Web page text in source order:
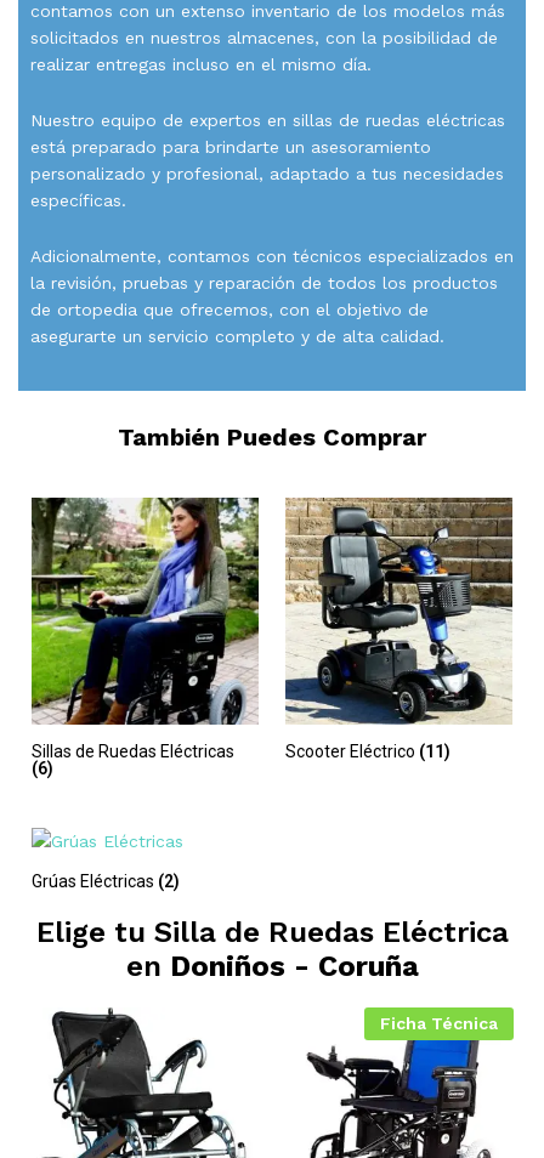
contamos con un extenso inventario de los modelos más
solicitados en nuestros almacenes, con la posibilidad de
realizar entregas incluso en el mismo día.
Nuestro equipo de expertos en sillas de ruedas eléctricas
está preparado para brindarte un asesoramiento
personalizado y profesional, adaptado a tus necesidades
específicas.
Adicionalmente, contamos con técnicos especializados en
la revisión, pruebas y reparación de todos los productos
de ortopedia que ofrecemos, con el objetivo de
asegurarte un servicio completo y de alta calidad.
También Puedes Comprar
Sillas de Ruedas Eléctricas
(6)
Scooter Eléctrico (11)
Grúas Eléctricas (2)
Elige tu Silla de Ruedas Eléctrica
en Doniños - Coruña
Ficha Técnica